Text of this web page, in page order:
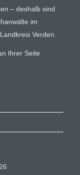
– deshalb sind
im
Verden.
Ihrer Seite